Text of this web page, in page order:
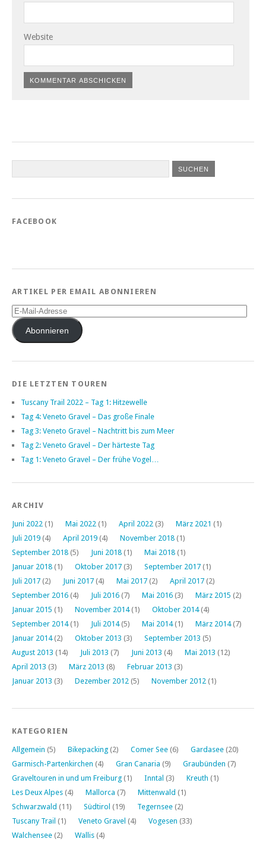
Website
FACEBOOK
ARTIKEL PER EMAIL ABONNIEREN
E-
Mail-
AdresseAbonnieren
DIE LETZTEN TOUREN
Tuscany Trail 2022 – Tag 1: Hitzewelle
Tag 4: Veneto Gravel – Das große Finale
Tag 3: Veneto Gravel – Nachtritt bis zum Meer
Tag 2: Veneto Gravel – Der härteste Tag
Tag 1: Veneto Gravel – Der frühe Vogel…
ARCHIV
Juni 2022 (1) Mai 2022 (1) April 2022 (3) März 2021 (1)
Juli 2019 (4) April 2019 (4) November 2018 (1)
September 2018 (5) Juni 2018 (1) Mai 2018 (1)
Januar 2018 (1) Oktober 2017 (3) September 2017 (1)
Juli 2017 (2) Juni 2017 (4) Mai 2017 (2) April 2017 (2)
September 2016 (4) Juli 2016 (7) Mai 2016 (3) März 2015 (2)
Januar 2015 (1) November 2014(1) Oktober 2014(4)
September 2014(1) Juli 2014(5) Mai 2014(1) März 2014(7)
Januar 2014(2) Oktober 2013 (3) September 2013 (5)
August 2013 (14) Juli 2013 (7) Juni 2013 (4) Mai 2013 (12)
April 2013 (3) März 2013 (8) Februar 2013 (3)
Januar 2013 (3) Dezember 2012 (5) November 2012 (1)
KATEGORIEN
Allgemein (5) Bikepacking (2) Comer See (6) Gardasee (20)
Garmisch-Partenkirchen (4) Gran Canaria (9) Graubünden (7)
Graveltouren in und um Freiburg (1) Inntal (3) Kreuth (1)
Les Deux Alpes (4) Mallorca (7) Mittenwald (1)
Schwarzwald (11) Südtirol (19) Tegernsee (2)
Tuscany Trail (1) Veneto Gravel (4) Vogesen (33)
Walchensee (2) Wallis (4)